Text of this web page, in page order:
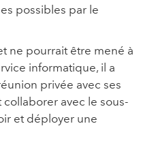
possibles par le
ne pourrait être mené à
informatique, il a
privée avec ses
avec le sous-
et déployer une